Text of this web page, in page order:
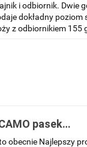
i odbiornik. Dwie
dokładny
z odbiornikiem 155
pasek
obecnie Najlepszy